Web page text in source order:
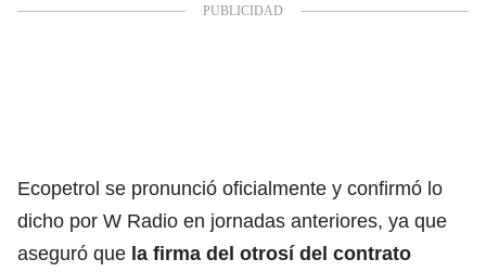
Ecopetrol se pronunció oficialmente y confirmó lo
dicho por W Radio en jornadas anteriores, ya que
aseguró que la firma del otrosí del contrato